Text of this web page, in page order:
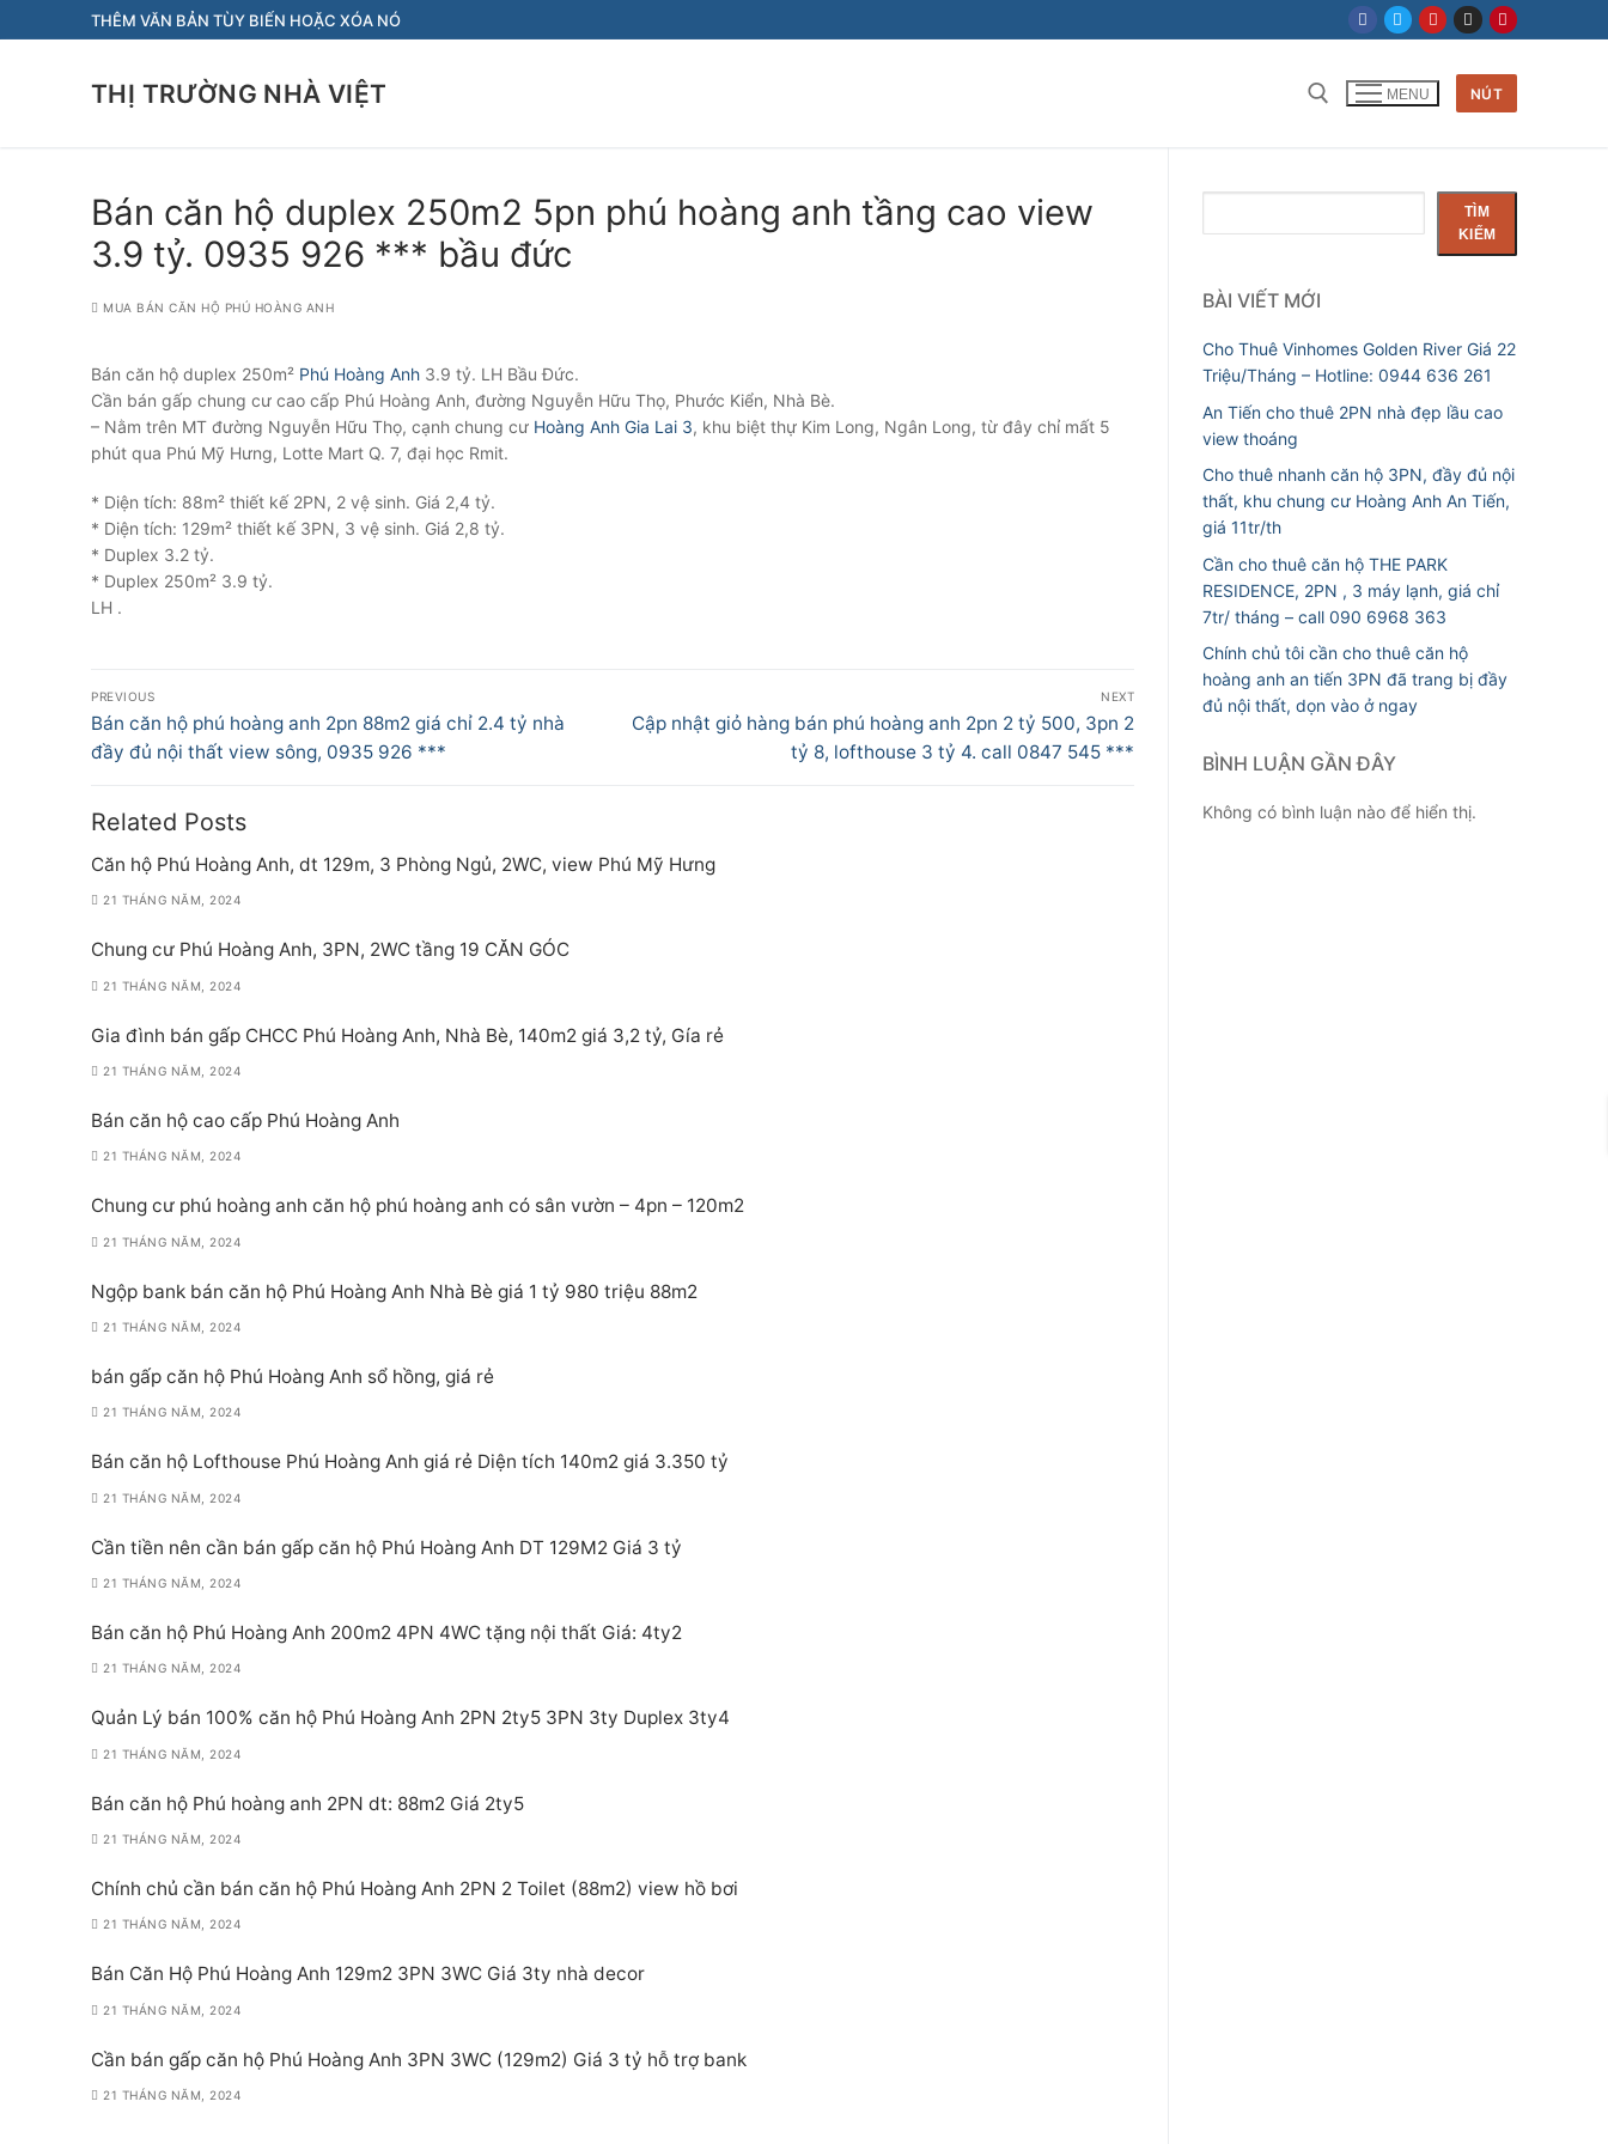
đến
THÊM VĂN BẢN TÙY BIẾN HOẶC XÓA NÓ
THỊ TRƯỜNG NHÀ VIỆT
Tìm kiếm cho:
MENU NÚT
Bán căn hộ duplex 250m2 5pn phú hoàng anh tầng cao view
3.9 tỷ. 0935 926 *** bầu đức
MUA BÁN CĂN HỘ PHÚ HOÀNG ANH
Bán căn hộ duplex 250m² Phú Hoàng Anh 3.9 tỷ. LH Bầu Đức.
Cần bán gấp chung cư cao cấp Phú Hoàng Anh, đường Nguyễn Hữu Thọ, Phước Kiển, Nhà Bè.
– Nằm trên MT đường Nguyễn Hữu Thọ, cạnh chung cư Hoàng Anh Gia Lai 3, khu biệt thự Kim Long, Ngân Long, từ đây chỉ mất 5
phút qua Phú Mỹ Hưng, Lotte Mart Q. 7, đại học Rmit.
* Diện tích: 88m² thiết kế 2PN, 2 vệ sinh. Giá 2,4 tỷ.
* Diện tích: 129m² thiết kế 3PN, 3 vệ sinh. Giá 2,8 tỷ.
* Duplex 3.2 tỷ.
* Duplex 250m² 3.9 tỷ.
LH .
Điều
hướng
bài
viết
PREVIOUS
Previous
post:
Bán căn hộ phú hoàng anh 2pn 88m2 giá chỉ 2.4 tỷ nhà
đầy đủ nội thất view sông, 0935 926 ***
NEXT
Next
Cập nhật giỏ hàng bán phú hoàng anh 2pn 2 tỷ 500, 3pn 2
tỷ 8, lofthouse 3 tỷ 4. call 0847 545 ***
Related Posts
Căn hộ Phú Hoàng Anh, dt 129m, 3 Phòng Ngủ, 2WC, view Phú Mỹ Hưng
21 THÁNG NĂM, 2024
Chung cư Phú Hoàng Anh, 3PN, 2WC tầng 19 CĂN GÓC
21 THÁNG NĂM, 2024
Gia đình bán gấp CHCC Phú Hoàng Anh, Nhà Bè, 140m2 giá 3,2 tỷ, Gía rẻ
21 THÁNG NĂM, 2024
Bán căn hộ cao cấp Phú Hoàng Anh
21 THÁNG NĂM, 2024
Chung cư phú hoàng anh căn hộ phú hoàng anh có sân vườn – 4pn – 120m2
21 THÁNG NĂM, 2024
Ngộp bank bán căn hộ Phú Hoàng Anh Nhà Bè giá 1 tỷ 980 triệu 88m2
21 THÁNG NĂM, 2024
bán gấp căn hộ Phú Hoàng Anh sổ hồng, giá rẻ
21 THÁNG NĂM, 2024
Bán căn hộ Lofthouse Phú Hoàng Anh giá rẻ Diện tích 140m2 giá 3.350 tỷ
21 THÁNG NĂM, 2024
Cần tiền nên cần bán gấp căn hộ Phú Hoàng Anh DT 129M2 Giá 3 tỷ
21 THÁNG NĂM, 2024
Bán căn hộ Phú Hoàng Anh 200m2 4PN 4WC tặng nội thất Giá: 4ty2
21 THÁNG NĂM, 2024
Quản Lý bán 100% căn hộ Phú Hoàng Anh 2PN 2ty5 3PN 3ty Duplex 3ty4
21 THÁNG NĂM, 2024
Bán căn hộ Phú hoàng anh 2PN dt: 88m2 Giá 2ty5
21 THÁNG NĂM, 2024
Chính chủ cần bán căn hộ Phú Hoàng Anh 2PN 2 Toilet (88m2) view hồ bơi
21 THÁNG NĂM, 2024
Bán Căn Hộ Phú Hoàng Anh 129m2 3PN 3WC Giá 3ty nhà decor
21 THÁNG NĂM, 2024
Cần bán gấp căn hộ Phú Hoàng Anh 3PN 3WC (129m2) Giá 3 tỷ hỗ trợ bank
21 THÁNG NĂM, 2024
kiếm
TÌM
KIẾM
BÀI VIẾT MỚI
Cho Thuê Vinhomes Golden River Giá 22
Triệu/Tháng – Hotline: 0944 636 261
An Tiến cho thuê 2PN nhà đẹp lầu cao
view thoáng
Cho thuê nhanh căn hộ 3PN, đầy đủ nội
thất, khu chung cư Hoàng Anh An Tiến,
giá 11tr/th
Cần cho thuê căn hộ THE PARK
RESIDENCE, 2PN , 3 máy lạnh, giá chỉ
7tr/ tháng – call 090 6968 363
Chính chủ tôi cần cho thuê căn hộ
hoàng anh an tiến 3PN đã trang bị đầy
đủ nội thất, dọn vào ở ngay
BÌNH LUẬN GẦN ĐÂY
Không có bình luận nào để hiển thị.